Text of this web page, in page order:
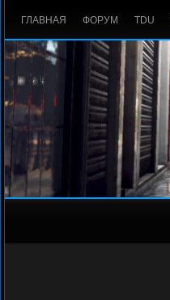
ГЛАВНАЯ ФОРУМ TDU